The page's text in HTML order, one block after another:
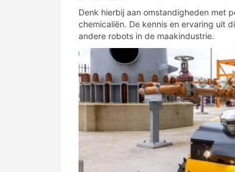
Denk hierbij aan omstandigheden met
chemicaliën. De kennis en ervaring uit
andere robots in de maakindustrie.